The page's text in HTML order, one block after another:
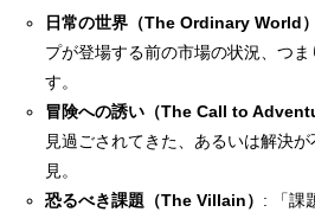
日常の世界（The Ordinary World）
プが登場する前の市場の状況、つ
す。
冒険への誘い（The Call to
見過ごされてきた、あるいは解決
見。
恐るべき課題（The Villain） : 「課